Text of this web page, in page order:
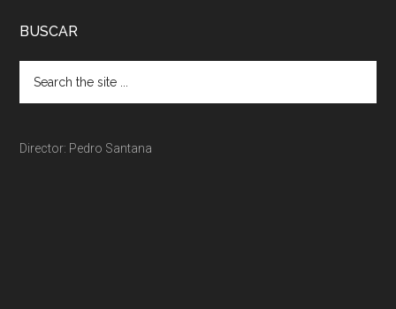
BUSCAR
Director: Pedro Santana